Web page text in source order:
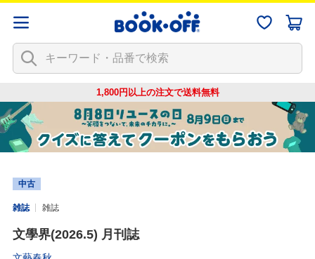
1,800円以上の注文で送料無料
中古
雑誌 雑誌
文學界(2026.5) 月刊誌